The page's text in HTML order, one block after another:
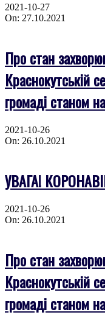
2021-10-27
On: 27.10.2021
Про стан
Краснокутській
громаді станом
2021-10-26
On: 26.10.2021
УВАГА!
2021-10-26
On: 26.10.2021
Про стан
Краснокутській
громаді станом